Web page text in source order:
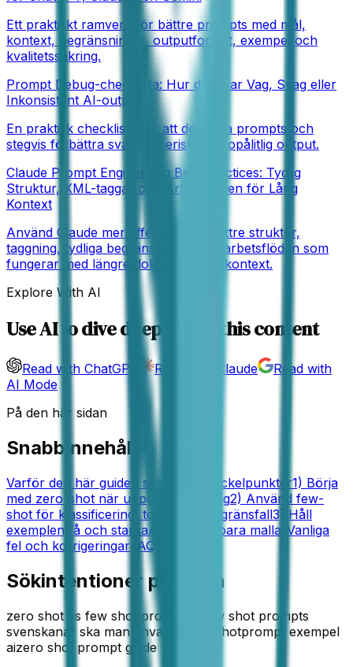
Ett praktiskt ramverk för bättre prompts med mål,
kontext, begränsningar, outputformat, exempel och
kvalitetssäkring.
Prompt Debug-checklista: Hur du Fixar Vag, Svag eller
Inkonsistent AI-output
En praktisk checklista för att debugga prompts och
stegvis förbättra svag, generisk eller opålitlig output.
Claude Prompt Engineering Best Practices: Tydlig
Struktur, XML-taggar och Arbetsflöden för Lång
Kontext
Använd Claude mer effektivt med bättre struktur,
taggning, tydliga begränsningar och arbetsflöden som
fungerar med längre dokument och kontext.
Explore With AI
Use AI to dive deeper into this content
Read with ChatGPT Read with Claude
Read with
AI Mode
På den här sidan
Snabbinnehåll
Varför den här guiden spelar roll Nyckelpunkter1) Börja
med zero-shot när uppgiften är tydlig2) Använd few-
shot för klassificering, tonalitet och gränsfall3) Håll
exemplen få och starkaÅteranvändbara mallar Vanliga
fel och korrigeringar FAQ
Sökintentioner på sidan
zero shot vs few shot prompting
few shot prompts
svenskanar ska man anvanda few shotprompt exempel
aizero shot prompt guide